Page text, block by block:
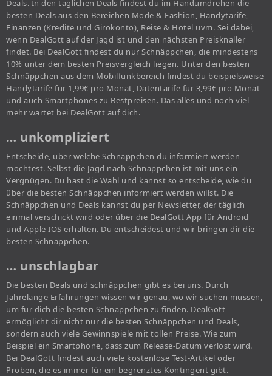
Deals. In den täglichen Deals findest du im Handumdrehen die
besten Deals aus den Bereichen Mode & Fashion, Handytarife,
Finanzen (Kredite und Girokonto), Reise & Hotel uvm. Sei dabei,
wenn DealGott auf der Jagd ist und den nächsten Preisknaller
findet. Bei DealGott findest du nur Schnäppchen, die mindestens
10% unter dem besten Preisvergleich liegen. Unter den besten
Schnäppchen aus dem Mobilfunkbereich findest du beispielsweise
Handytarife für 1,99€ pro Monat, Datentarife für 3,99€ pro Monat
und auch Smartphones zu Bestpreisen. Das alles und noch viel
mehr wartet bei DealGott auf dich.
… unkompliziert
Entscheide, über welche Schnäppchen du informiert werden
möchtest. Selbst die Jagd nach Schnäppchen ist mit uns ein
Vergnügen. Du hast die Wahl und kannst so entscheide, wie du
über die besten Schnäppchen informiert werden willst. Die
Schnäppchen und Deals kannst du per Newsletter, der täglich
einmal verschickt wird oder über die DealGott App für Android
und Apple IOS erhalten. Du entscheidest und wir bringen dir die
besten Schnäppchen.
… unschlagbar
Die besten Deals und schnäppchen gibt es bei uns. Durch
Jahrelange Erfahrungen wissen wir genau, wo wir suchen müssen,
um für dich die besten Schnäppchen zu finden. DealGott
ermöglicht dir nicht nur die besten Schnäppchen und Deals,
sondern auch viele Gewinnspiele mit tollen Preise. Wie zum
Beispiel ein Smartphone, dass zum Release-Datum verlost wird.
Bei DealGott findest auch viele kostenlose Test-Artikel oder
Proben, die es immer für ein begrenztes Kontingent gibt.